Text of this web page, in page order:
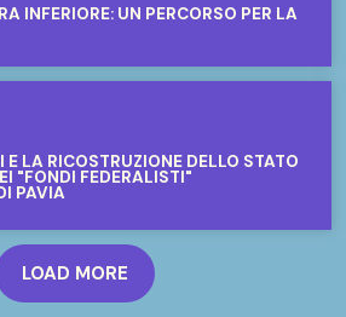
INFERIORE: UN PERCORSO PER LA
LA RICOSTRUZIONE DELLO STATO
"FONDI FEDERALISTI"
PAVIA
LOAD MORE